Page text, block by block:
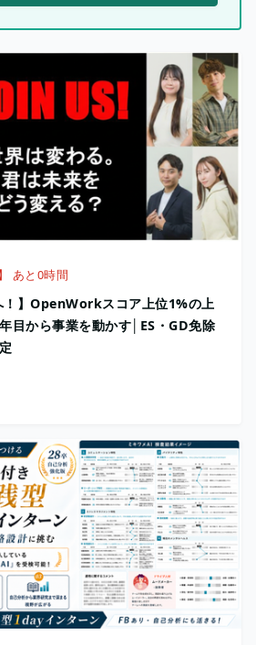
あと0時間
！】OpenWorkスコア上位1%の上
目から事業を動かす│ES・GD免除